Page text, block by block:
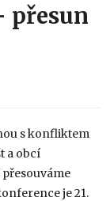
přesun
s konfliktem
a obcí
je 21.